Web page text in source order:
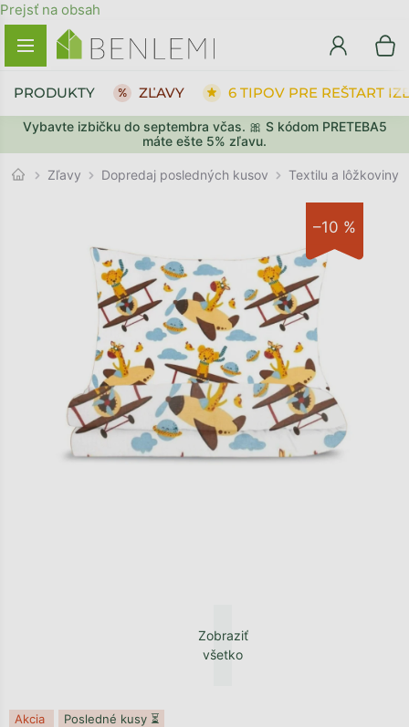
Prejsť na obsah
Vybavte izbičku do septembra včas. 🎀 S kódom PRETEBA5
máte ešte 5% zľavu.
PRODUKTY ZĽAVY 6 TIPOV PRE REŠTART
Zľavy Dopredaj posledných kusov Textilu a lôžkoviny
–10 %
Zobraziť
všetko
Akcia Posledné kusy ⏳
SPÄŤ DO OBCHODU PREJSŤ DO KOŠÍKA
SPÄŤ DO OBCHODU PREJSŤ DO KOŠÍKA